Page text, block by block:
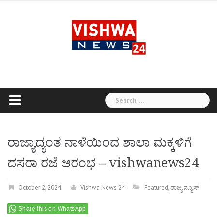
Search
for:
ರಾಜ್ಯಾದ್ಯಂತ ನಾಳೆಯಿಂದ ಶಾಲಾ ಮಕ್ಕಳಿಗೆ
ದಸರಾ ರಜೆ ಆರಂಭ – vishwanews24
October 2, 2024 Vishwa News 24 Featured,ರಾಜ್ಯ ನ್ಯೂಸ್
Share this on WhatsApp